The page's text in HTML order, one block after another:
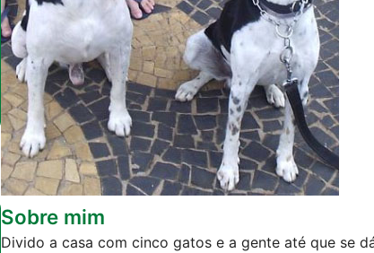
Sobre mim
Divido a casa com cinco gatos e a gente até que se